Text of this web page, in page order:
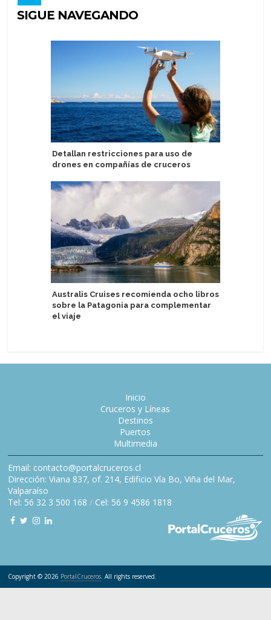
SIGUE NAVEGANDO
Detallan restricciones para uso de
drones en compañías de cruceros
Australis Cruises recomienda ocho libros
sobre la Patagonia para complementar
el viaje
Inicio
Cruceros y Líneas
Destinos
Puertos
Multimedia
Email: contacto@portalcruceros.cl
Dirección: Viana 837, of. 214, Edificio Vía Bo, Viña del Mar,
Valparaíso
Tel: 56 32 3 500 168 / Cel: 56 9 4586 1818
Copyright © 2026 PortalCruceros. All rights reserved.